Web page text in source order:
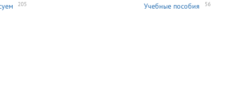
205 Учебные пособия 56